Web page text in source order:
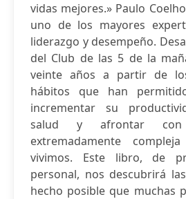
vidas mejores.» Paulo
uno de los mayores
liderazgo y desempeño.
del Club de las 5 de la
veinte años a partir de
hábitos que han
incrementar su
salud y afrontar con
extremadamente
vivimos. Este libro, de
personal, nos descubrirá
hecho posible que muchas